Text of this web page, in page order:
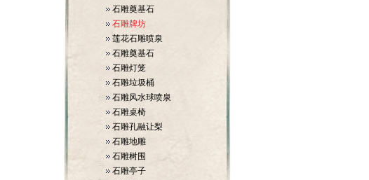
石雕奠基石
石雕牌坊
莲花石雕喷泉
石雕奠基石
石雕灯笼
石雕垃圾桶
石雕风水球喷泉
石雕桌椅
石雕孔融让梨
石雕地雕
石雕树围
石雕亭子